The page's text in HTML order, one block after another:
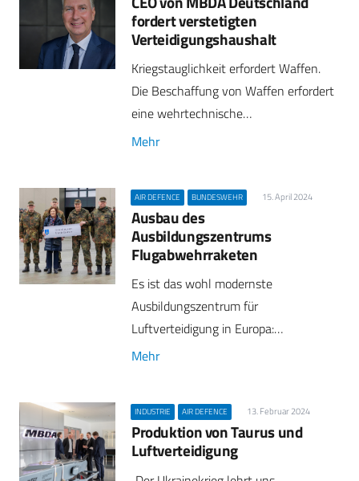
fordert verstetigten
Verteidigungshaushalt
Kriegstauglichkeit erfordert Waffen.
Die Beschaffung von Waffen erfordert
eine wehrtechnische…
Mehr
AIR DEFENCE BUNDESWEHR 15. April 2024
Ausbau des
Ausbildungszentrums
Flugabwehrraketen
Es ist das wohl modernste
Ausbildungszentrum für
Luftverteidigung in Europa:…
Mehr
INDUSTRIE AIR DEFENCE 13. Februar 2024
Produktion von Taurus und
Luftverteidigung